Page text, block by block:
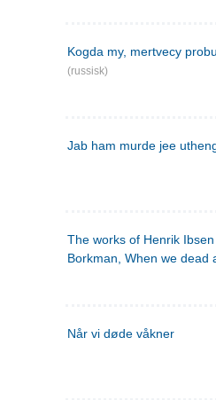
Kogda my, mertvecy
(russisk)
Jab ham murde jee
The works of Henrik Ibsen
Borkman, When we dead
Når vi døde våkner